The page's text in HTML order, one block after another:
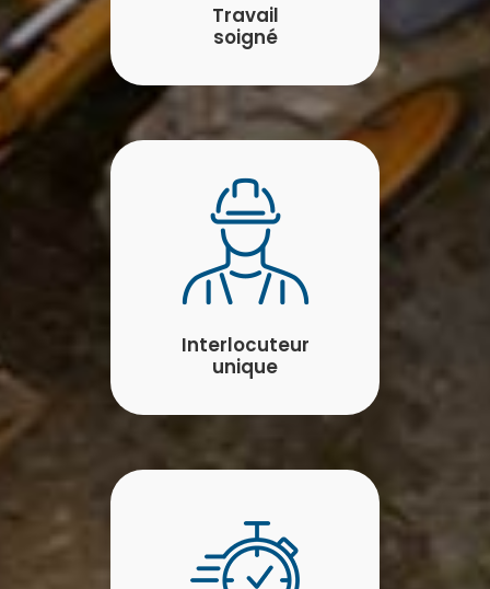
Travail
soigné
Interlocuteur
unique